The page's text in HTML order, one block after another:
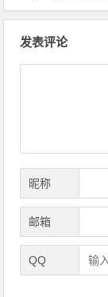
发表评论
昵称
邮箱
QQ